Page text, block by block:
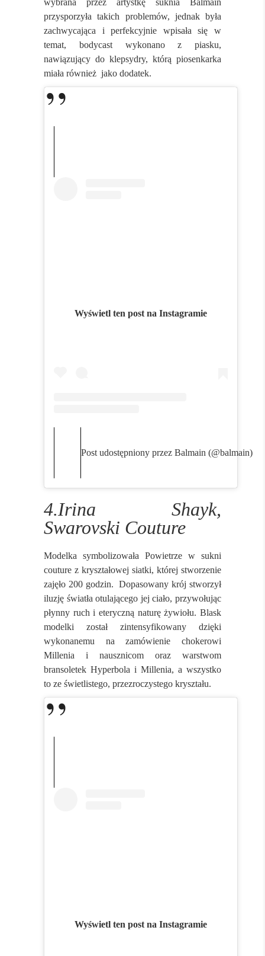
przysporzyła takich problemów, jednak była
zachwycająca i perfekcyjnie wpisała się w
temat, bodycast wykonano z piasku,
nawiązujący do klepsydry, którą piosenkarka
miała również jako dodatek.
Wyświetl ten post na Instagramie
Post udostępniony przez Balmain (@balmain)
4.Irina Shayk,
Swarovski Couture
Modelka symbolizowała Powietrze w sukni
couture z kryształowej siatki, której stworzenie
zajęło 200 godzin. Dopasowany krój stworzył
iluzję światła otulającego jej ciało, przywołując
płynny ruch i eteryczną naturę żywiołu. Blask
modelki został zintensyfikowany dzięki
wykonanemu na zamówienie chokerowi
Millenia i nausznicom oraz warstwom
bransoletek Hyperbola i Millenia, a wszystko
to ze świetlistego, przezroczystego kryształu.
Wyświetl ten post na Instagramie